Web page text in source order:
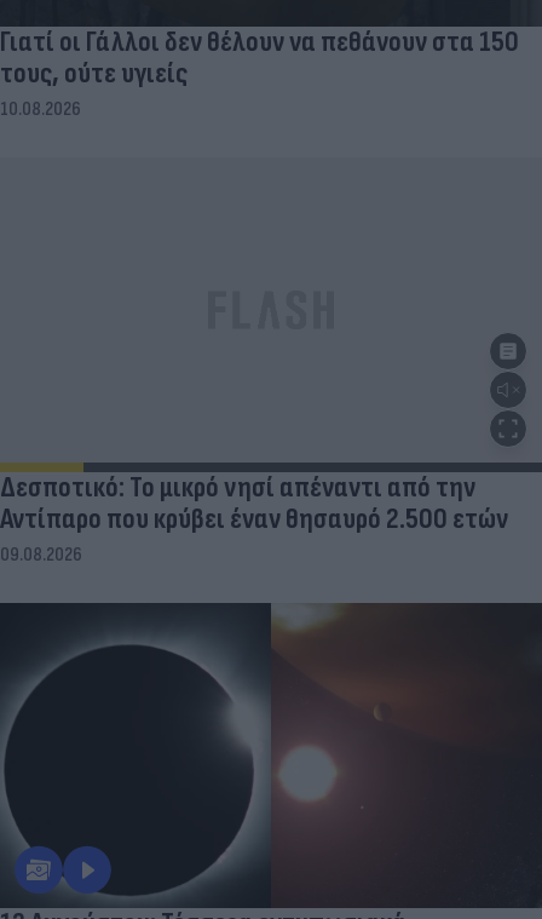
Γιατί οι Γάλλοι δεν θέλουν να πεθάνουν στα 150
τους, ούτε υγιείς
10.08.2026
Δεσποτικό: Το μικρό νησί απέναντι από την
Αντίπαρο που κρύβει έναν θησαυρό 2.500 ετών
09.08.2026